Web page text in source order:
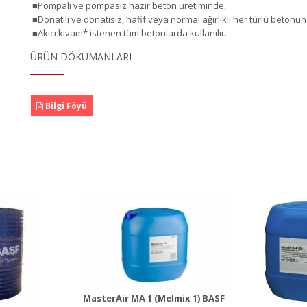
■Pompalı ve pompasız hazır beton üretiminde,
■Donatılı ve donatısız, hafif veya normal ağırlıklı her türlü
■Akıcı kıvam* istenen tüm betonlarda kullanılır.
ÜRÜN DÖKÜMANLARI
Bilgi Föyü
MasterAir MA 1 (Melmix 1) BASF
MA 1
1)
MasterCast 125
(Rheomix 125)
Ürün Detayı